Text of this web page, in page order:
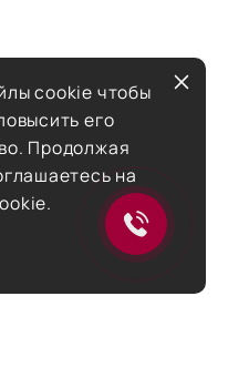
cookie чтобы
его
Продолжая
на